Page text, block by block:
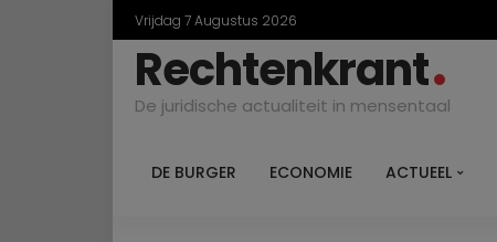
Vrijdag 7 Augustus 2026
Rechtenkrant
De juridische actualiteit in mensentaal
DE BURGER ECONOMIE ACTUEEL